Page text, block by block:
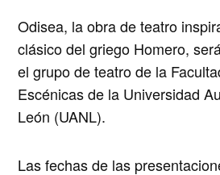
Odisea, la obra de teatro
clásico del griego Homero,
el grupo de teatro de la
Escénicas de la Universidad
León (UANL).
Las fechas de las